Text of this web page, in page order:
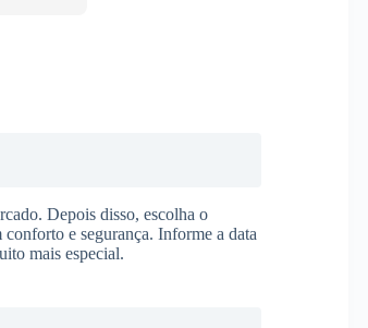
Depois disso, escolha o
e segurança. Informe a data
mais especial.